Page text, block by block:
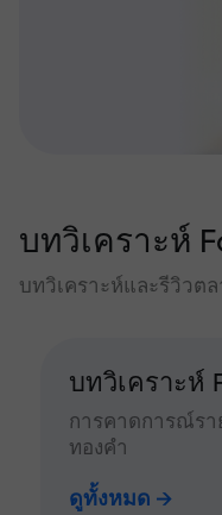
บทวิเคราะห์
บทวิเคราะห์และรีวิวต
บทวิเคราะห์
การคาดการณ์รา
ทองคำ
ดูทั้งหมด